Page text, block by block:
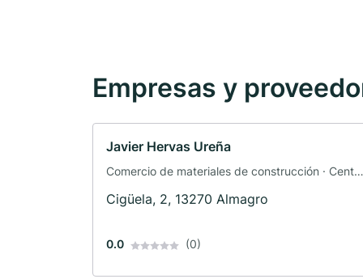
Empresas y
Javier Hervas Ureña
Comercio de materiales de construcción · Centro
Cigüela, 2, 13270 Almagro
0.0 (0)